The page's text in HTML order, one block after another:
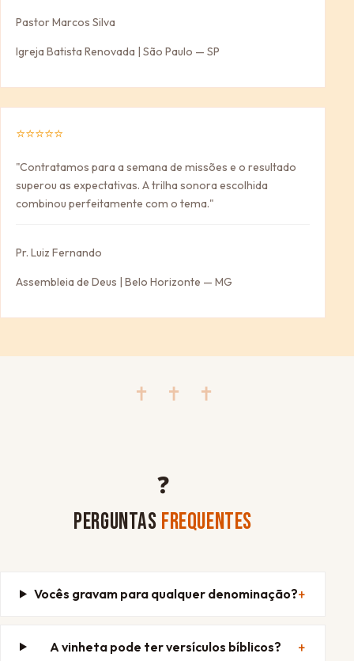
Pastor Marcos Silva
Igreja Batista Renovada | São Paulo — SP
⭐⭐⭐⭐⭐
"Contratamos para a semana de missões e o resultado
superou as expectativas. A trilha sonora escolhida
combinou perfeitamente com o tema."
Pr. Luiz Fernando
Assembleia de Deus | Belo Horizonte — MG
✝ ✝ ✝
❓
PERGUNTAS FREQUENTES
Vocês gravam para qualquer denominação?
A vinheta pode ter versículos bíblicos?